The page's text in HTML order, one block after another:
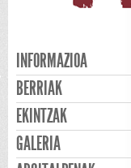
INFORMAZIOA
BERRIAK
EKINTZAK
GALERIA